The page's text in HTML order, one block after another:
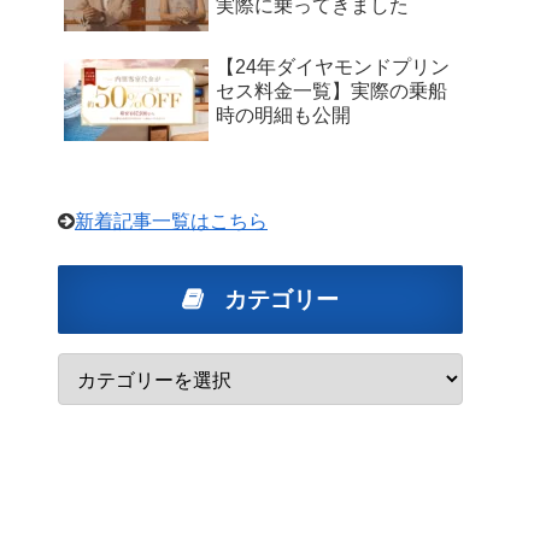
実際に乗ってきました
【24年ダイヤモンドプリン
セス料金一覧】実際の乗船
時の明細も公開
新着記事一覧はこちら
カテゴリー